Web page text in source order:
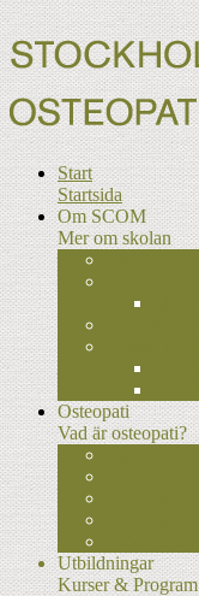
Start
Startsida
Om SCOM
Mer om skolan
Osteopati
Vad är osteopati?
Utbildningar
Kurser & Program